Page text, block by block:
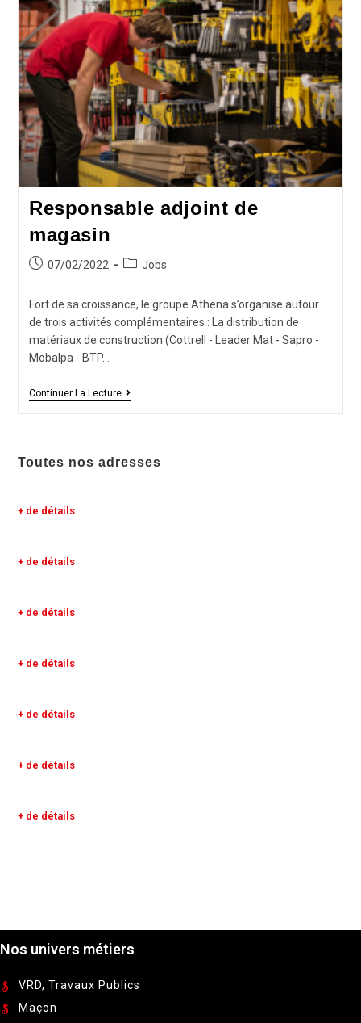
Responsable adjoint de
magasin
07/02/2022 Jobs
Fort de sa croissance, le groupe Athena s’organise autour
de trois activités complémentaires : La distribution de
matériaux de construction (Cottrell - Leader Mat - Sapro -
Mobalpa - BTP…
Continuer La Lecture
Toutes nos adresses
+ de détails
+ de détails
+ de détails
+ de détails
+ de détails
+ de détails
+ de détails
Nos univers métiers
VRD, Travaux Publics
Maçon